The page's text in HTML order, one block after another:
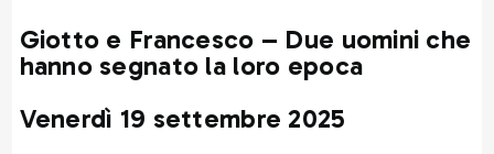
Giotto e Francesco – Due uomini che
hanno segnato la loro epoca
Venerdì 19 settembre 2025